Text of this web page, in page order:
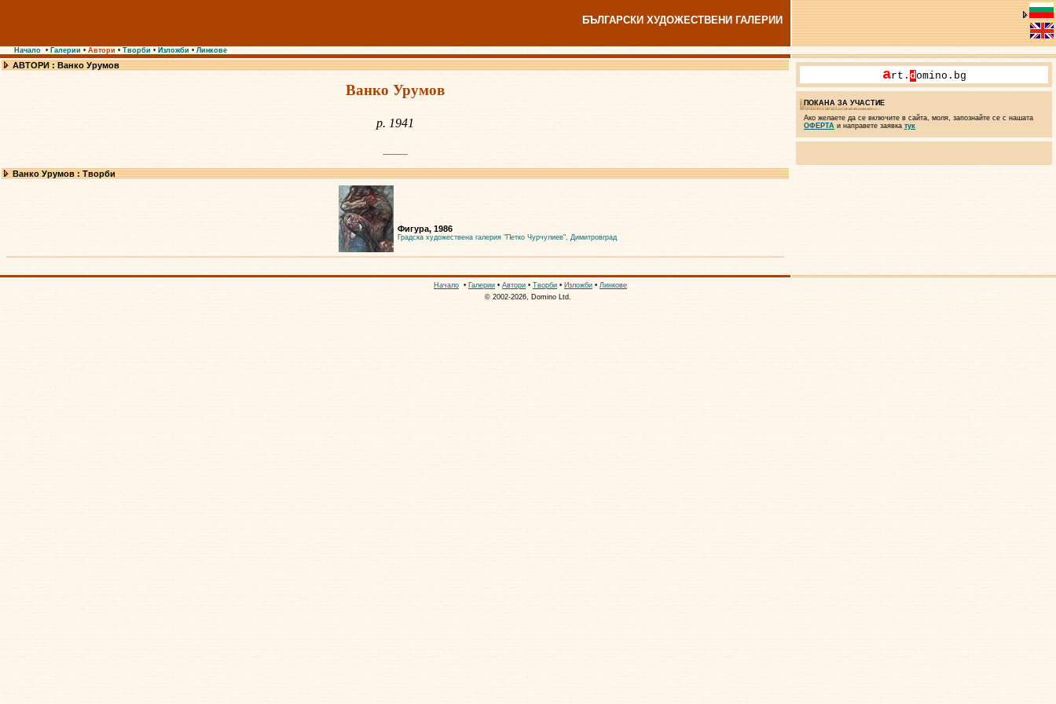
БЪЛГАРСКИ ХУДОЖЕСТВЕНИ ГАЛЕРИИ
Начало • Галерии • Автори • Творби • Изложби • Линкове
АВТОРИ : Ванко Урумов
Ванко Урумов
р. 1941
Ванко Урумов : Творби
Фигура, 1986
Градска художествена галерия "Петко Чурчулиев", Димитровград
art. domino.bg
ПОКАНА ЗА УЧАСТИЕ
Ако желаете да се включите в сайта, моля, запознайте се с нашата
ОФЕРТА и направете заявка тук
Начало • Галерии • Автори • Творби • Изложби • Линкове
© 2002-2026, Domino Ltd.